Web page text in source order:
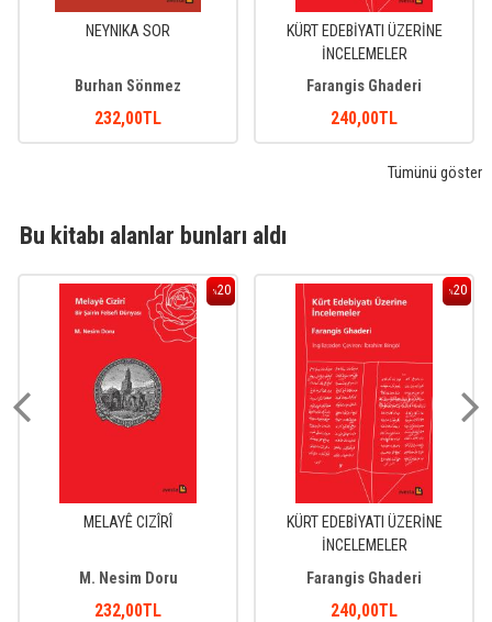
NEYNIKA SOR
Burhan Sönmez
232,00TL
KÜRT EDEBİYATI ÜZERİNE
İNCELEMELER
Farangis Ghaderi
240,00TL
Tümünü göster
Bu kitabı alanlar bunları aldı
%20
MELAYÊ CIZÎRÎ
M. Nesim Doru
232,00TL
%20
KÜRT EDEBİYATI ÜZERİNE
İNCELEMELER
Farangis Ghaderi
240,00TL